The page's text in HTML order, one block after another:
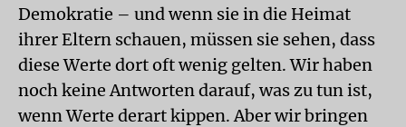
Demokratie – und wenn sie in die Heimat
ihrer Eltern schauen, müssen sie sehen, dass
diese Werte dort oft wenig gelten. Wir haben
noch keine Antworten darauf, was zu tun ist,
wenn Werte derart kippen. Aber wir bringen